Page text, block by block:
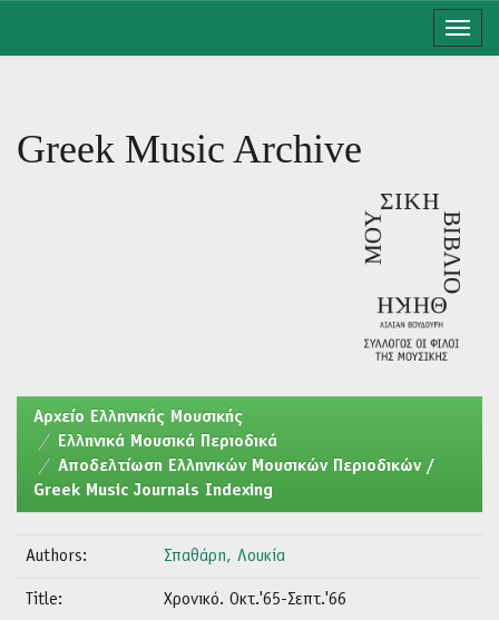
Greek Music Archive
Aρχείο Ελληνικής Μουσικής
Ελληνικά Μουσικά Περιοδικά
Αποδελτίωση Ελληνικών Μουσικών Περιοδικών /
Greek Music Journals Indexing
Authors: Σπαθάρη, Λουκία
Title: Χρονικό. Οκτ.'65-Σεπτ.'66